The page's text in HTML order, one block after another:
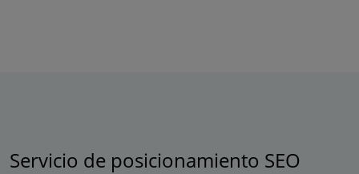
Servicio de posicionamiento SEO